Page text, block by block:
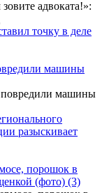
точку в деле
машины
разыскивает
порошок в
(фото) (3)